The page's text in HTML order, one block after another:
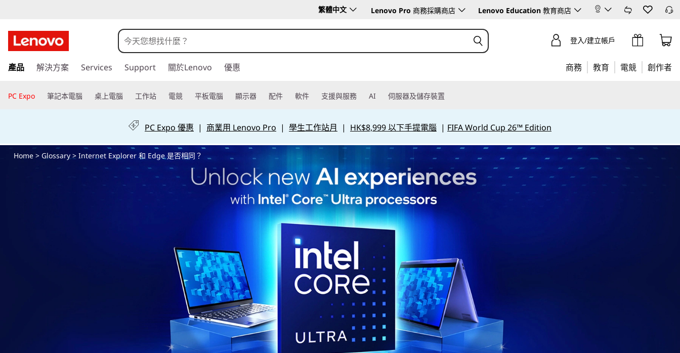
联
网
览
|
繁體中文 Lenovo Pro 商務採購商店 Lenovo Education 教育商店
至
要
登入/建立帳戶
產品 解決方案 Services Support 關於Lenovo 優惠 商務 教育 電競 創作者
PC Expo 筆記本電腦 桌上電腦 工作站 電競 平板電腦 顯示器 配件 軟件 支援與服務 AI 伺服器及儲存裝置
PC Expo 優惠 | 商業用 Lenovo Pro | 學生工作站月 | HK$8,999 以下手提電腦 | FIFA World Cup 26™ Edition
Home> Glossary> Internet Explorer 和 Edge 是否相同？